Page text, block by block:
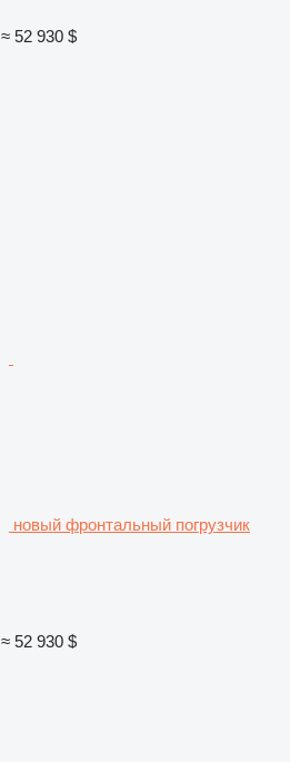
≈ 52 930 $
новый фронтальный погрузчик
≈ 52 930 $